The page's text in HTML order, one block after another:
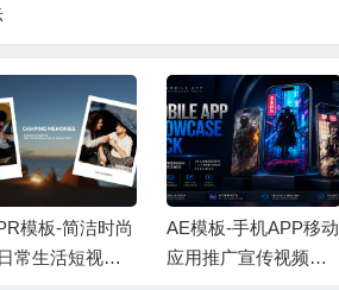
模板-简洁时尚
常生活短视频
AE模板-手机APP移动
应用推广宣传视频展